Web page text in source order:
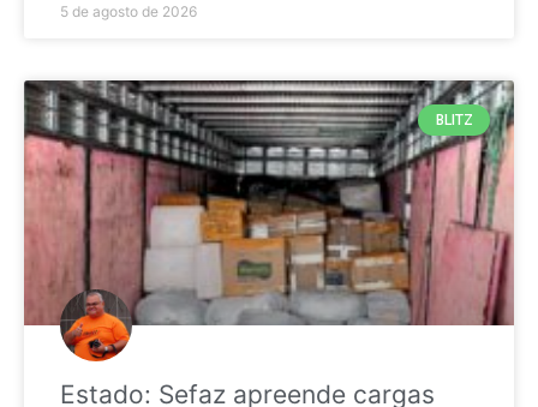
5 de agosto de 2026
BLITZ
Estado: Sefaz apreende cargas